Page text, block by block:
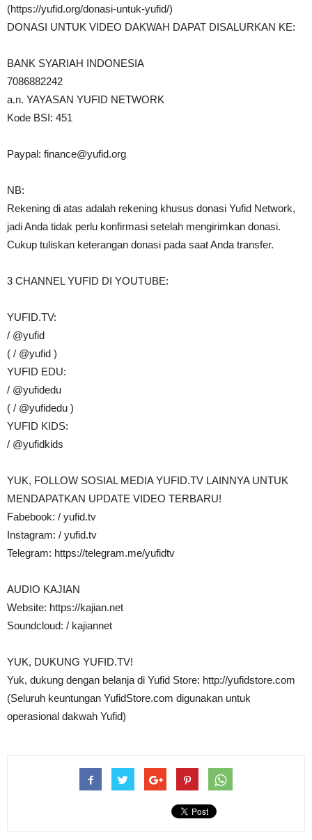
(https://yufid.org/donasi-untuk-yufid/)
DONASI UNTUK VIDEO DAKWAH DAPAT DISALURKAN KE:
BANK SYARIAH INDONESIA
7086882242
a.n. YAYASAN YUFID NETWORK
Kode BSI: 451
Paypal: finance@yufid.org
NB:
Rekening di atas adalah rekening khusus donasi Yufid Network,
jadi Anda tidak perlu konfirmasi setelah mengirimkan donasi.
Cukup tuliskan keterangan donasi pada saat Anda transfer.
3 CHANNEL YUFID DI YOUTUBE:
YUFID.TV:
/ @yufid
( / @yufid )
YUFID EDU:
/ @yufidedu
( / @yufidedu )
YUFID KIDS:
/ @yufidkids
YUK, FOLLOW SOSIAL MEDIA YUFID.TV LAINNYA UNTUK
MENDAPATKAN UPDATE VIDEO TERBARU!
Fabebook: / yufid.tv
Instagram: / yufid.tv
Telegram: https://telegram.me/yufidtv
AUDIO KAJIAN
Website: https://kajian.net
Soundcloud: / kajiannet
YUK, DUKUNG YUFID.TV!
Yuk, dukung dengan belanja di Yufid Store: http://yufidstore.com
(Seluruh keuntungan YufidStore.com digunakan untuk
operasional dakwah Yufid)